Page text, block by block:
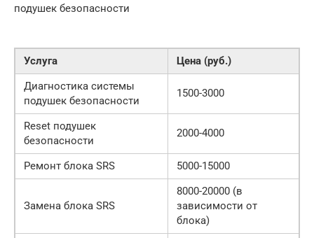
подушек безопасности
Услуга
Цена (руб.)
Диагностика системы
подушек безопасности
1500-3000
Reset подушек
безопасности
2000-4000
Ремонт блока SRS 5000-15000
Замена блока SRS
8000-20000 (в
зависимости от
блока)